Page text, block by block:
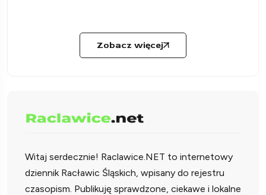
Zobacz więcej
Witaj serdecznie! Raclawice.NET to internetowy
dziennik Racławic Śląskich, wpisany do rejestru
czasopism. Publikuję sprawdzone, ciekawe i lokalne